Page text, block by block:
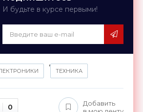
И будьте в курсе первыми!
,
ТЕХНИКА
0
Добавить